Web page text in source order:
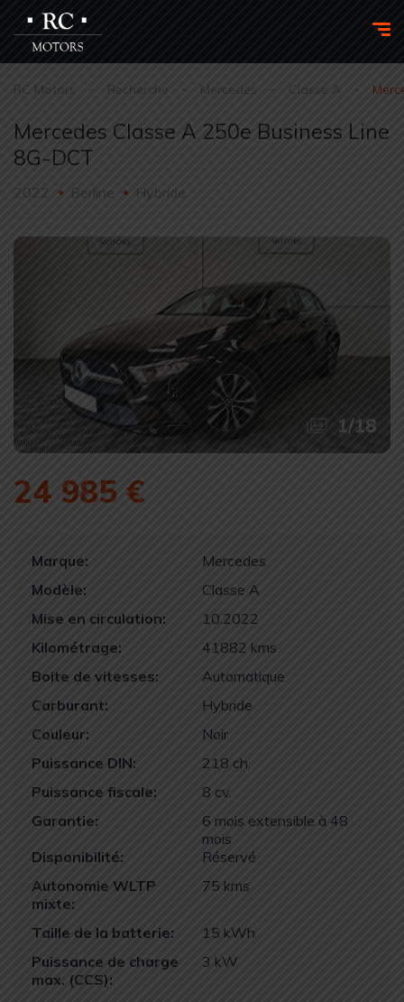
RC Motors Recherche Mercedes Classe A
Mercedes Classe A 250e Business Line
8G-DCT
2022 Berline Hybride
1/18
24 985 €
Marque:
Mercedes
Modèle:
Classe A
Mise en circulation:
10.2022
Kilométrage:
41882 kms
Boite de vitesses:
Automatique
Carburant:
Hybride
Couleur:
Noir
Puissance DIN:
218 ch.
Puissance fiscale:
8 cv.
Garantie:
6 mois extensible à 48
mois
Disponibilité:
Réservé
Autonomie WLTP
mixte:
75 kms
Taille de la batterie:
15 kWh
Puissance de charge
max. (CCS):
3 kW